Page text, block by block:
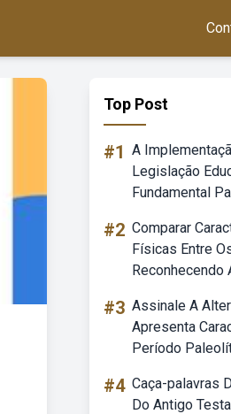
Top Post
#1 A
Legislação
Fundamental
#2 Comparar
Físicas Entre
Reconhecendo
#3 Assinale A
Apresenta
Período
#4 Caça-palavras
Do Antigo